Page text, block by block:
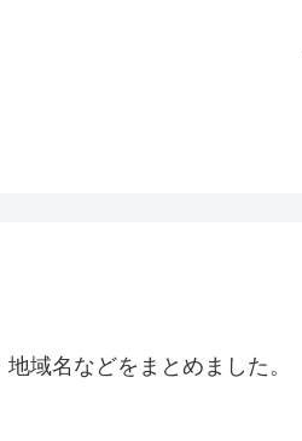
域名などをまとめました。